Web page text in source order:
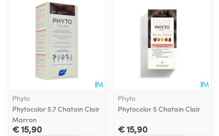
Phyto
Phytocolor 5.7 Chatain Clair
Marron
€ 15,90
Phyto
Phytocolor 5 Chatain Clair
€ 15,90